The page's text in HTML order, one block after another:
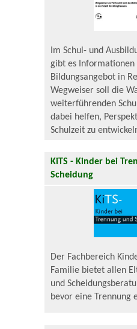
Im Schul- und
gibt es Informationen
Bildungsangebot in
Wegweiser soll die
weiterführenden
dabei helfen,
Schulzeit zu
KiTS - Kinder bei
Scheidung
Der Fachbereich
Familie bietet allen
und
bevor eine Trennung